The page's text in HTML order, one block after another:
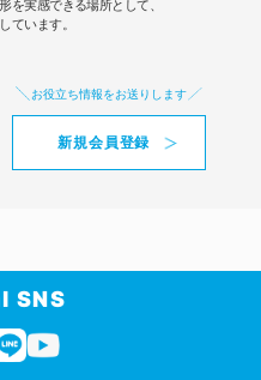
を実感できる場所として、
ています。
お役立ち情報をお送りします
新規会員登録
SNS